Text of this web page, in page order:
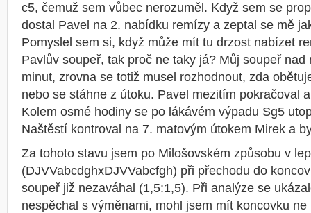
c5, čemuž sem vůbec nerozuměl. Když sem se
dostal Pavel na 2. nabídku remízy a zeptal se mě
Pomyslel sem si, když může mít tu drzost nabízet
Pavlův soupeř, tak proč ne taky já? Můj soupeř
minut, zrovna se totiž musel rozhodnout, zda
nebo se stáhne z útoku. Pavel mezitím pokračoval
Kolem osmé hodiny se po lákávém výpadu Sg5
Naštěstí kontroval na 7. matovým útokem Mirek a
Za tohoto stavu jsem po Milošovském způsobu v
(DJVVabcdghxDJVVabcfgh) při přechodu do
soupeř již nezaváhal (1,5:1,5). Při analýze se
nespěchal s výměnami, mohl jsem mít koncovku